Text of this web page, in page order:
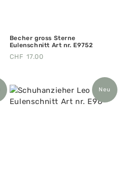
Becher gross Sterne
Eulenschnitt Art nr. E9752
CHF 17.00
Neu